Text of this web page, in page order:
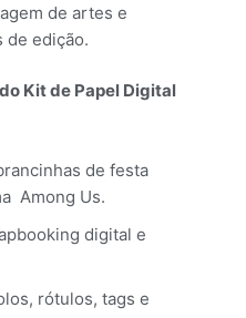
de artes e
de edição.
Kit de Papel Digital
de festa
Among Us.
digital e
rótulos, tags e